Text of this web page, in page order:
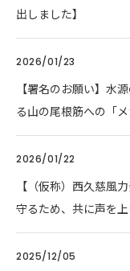
出しました】
2026/01/23
【署名のお願い】水
る山の尾根筋への「
2026/01/22
【（仮称）西久慈風
守るため、共に声を上
2025/12/05